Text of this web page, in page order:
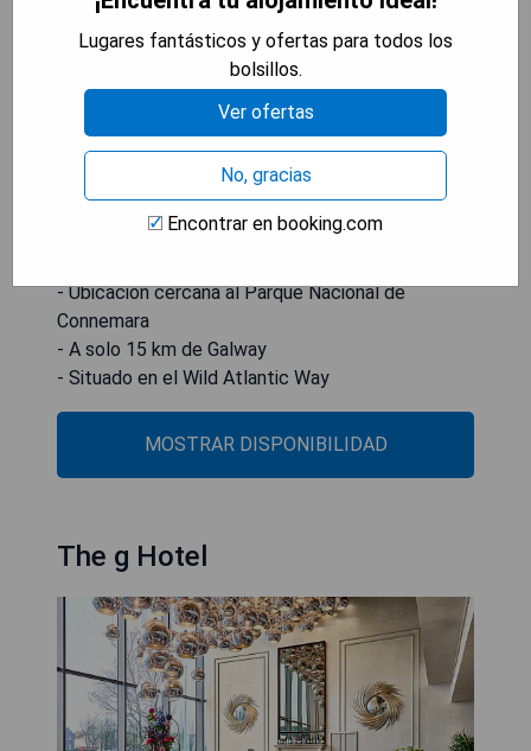
Ubicado a 3 km del pueblo de Moycullen y a 72
km del Parque Nacional de Connemara, Luxury
Apartment, ofrece alojamiento independiente. La
propiedad se encuentra a 15 km de Galway, en el
Wild Atlantic Way.
- Ubicación cercana al Parque Nacional de
Connemara
- A solo 15 km de Galway
- Situado en el Wild Atlantic Way
MOSTRAR DISPONIBILIDAD
The g Hotel
Lugares fantásticos y ofertas para todos los
bolsillos.
Ver ofertas
No, gracias
Encontrar en booking.com